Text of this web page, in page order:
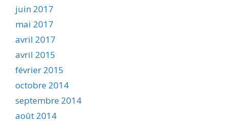
juin 2017
mai 2017
avril 2017
avril 2015
février 2015
octobre 2014
septembre 2014
août 2014